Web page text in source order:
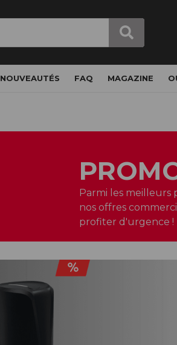
NOUVEAUTÉS FAQ MAGAZINE
Parmi les
nos offres
profiter d'urgence !